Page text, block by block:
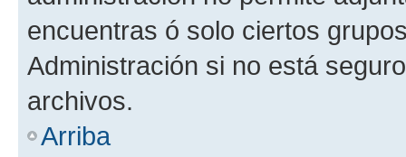
encuentras ó solo ciertos
Administración si no está
archivos.
Arriba